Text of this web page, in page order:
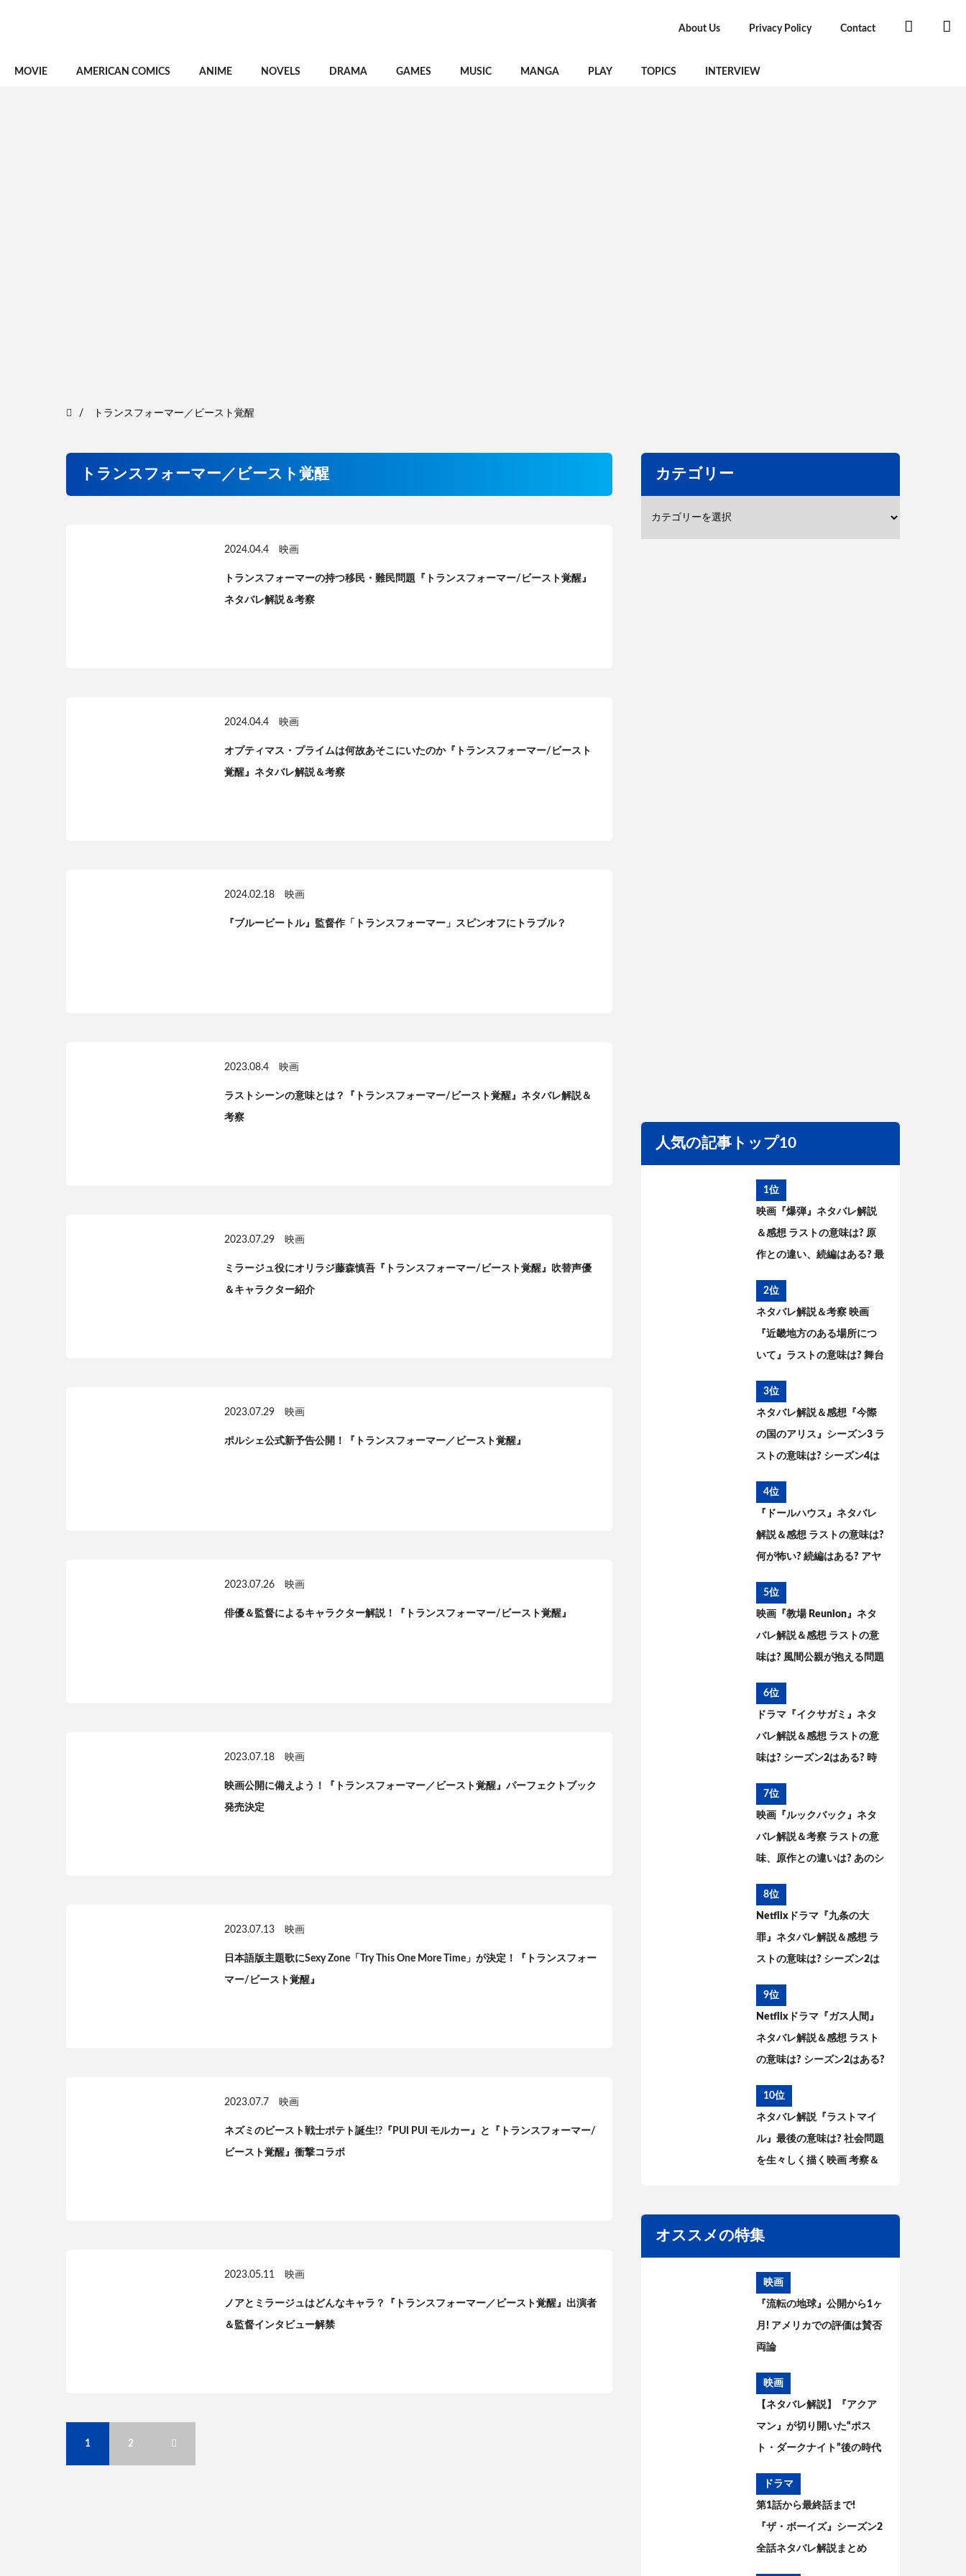
About Us Privacy Policy Contact
MOVIE AMERICAN COMICS ANIME NOVELS DRAMA GAMES MUSIC MANGA PLAY TOPICS INTERVIEW
トランスフォーマー／ビースト覚醒
トランスフォーマー／ビースト覚醒
2024.04.4 映画
トランスフォーマーの持つ移民・難民問題『トランスフォーマー/ビースト覚醒』
ネタバレ解説＆考察
2024.04.4 映画
オプティマス・プライムは何故あそこにいたのか『トランスフォーマー/ビースト
覚醒』ネタバレ解説＆考察
2024.02.18 映画
『ブルービートル』監督作「トランスフォーマー」スピンオフにトラブル？
2023.08.4 映画
ラストシーンの意味とは？『トランスフォーマー/ビースト覚醒』ネタバレ解説＆
考察
2023.07.29 映画
ミラージュ役にオリラジ藤森慎吾『トランスフォーマー/ビースト覚醒』吹替声優
＆キャラクター紹介
2023.07.29 映画
ポルシェ公式新予告公開！『トランスフォーマー／ビースト覚醒』
2023.07.26 映画
俳優＆監督によるキャラクター解説！『トランスフォーマー/ビースト覚醒』
2023.07.18 映画
映画公開に備えよう！『トランスフォーマー／ビースト覚醒』パーフェクトブック
発売決定
2023.07.13 映画
日本語版主題歌にSexy Zone「Try This One More Time」が決定！『トランスフォー
マー/ビースト覚醒』
2023.07.7 映画
ネズミのビースト戦士ポテト誕生!?『PUI PUI モルカー』と『トランスフォーマー/
ビースト覚醒』衝撃コラボ
2023.05.11 映画
ノアとミラージュはどんなキャラ？『トランスフォーマー／ビースト覚醒』出演者
＆監督インタビュー解禁
1 2
カテゴリー
人気の記事トップ10
1位
映画『爆弾』ネタバレ解説
＆感想 ラストの意味は? 原
作との違い、続編はある? 最
2位
ネタバレ解説＆考察 映画
『近畿地方のある場所につ
いて』ラストの意味は? 舞台
3位
ネタバレ解説＆感想『今際
の国のアリス』シーズン3 ラ
ストの意味は? シーズン4は
4位
『ドールハウス』ネタバレ
解説＆感想 ラストの意味は?
何が怖い? 続編はある? アヤ
5位
映画『教場 Reunion』ネタ
バレ解説＆感想 ラストの意
味は? 風間公親が抱える問題
6位
ドラマ『イクサガミ』ネタ
バレ解説＆感想 ラストの意
味は? シーズン2はある? 時
7位
映画『ルックバック』ネタ
バレ解説＆考察 ラストの意
味、原作との違いは? あのシ
8位
Netflixドラマ『九条の大
罪』ネタバレ解説＆感想 ラ
ストの意味は? シーズン2は
9位
Netflixドラマ『ガス人間』
ネタバレ解説＆感想 ラスト
の意味は? シーズン2はある?
10位
ネタバレ解説『ラストマイ
ル』最後の意味は? 社会問題
を生々しく描く映画 考察＆
オススメの特集
映画
『流転の地球』公開から1ヶ
月! アメリカでの評価は賛否
両論
映画
【ネタバレ解説】『アクア
マン』が切り開いた“ポス
ト・ダークナイト”後の時代
ドラマ
第1話から最終話まで!
『ザ・ボーイズ』シーズン2
全話ネタバレ解説まとめ